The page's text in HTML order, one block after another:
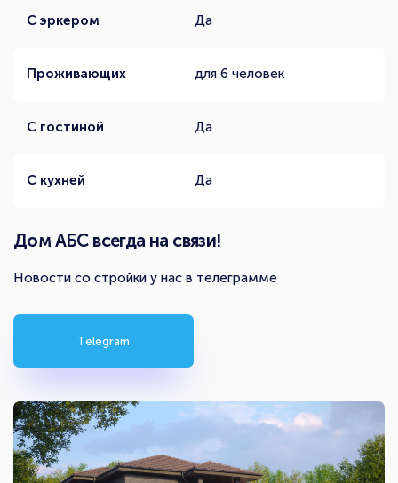
С эркером Да
Проживающих для 6 человек
С гостиной Да
С кухней Да
Дом АБС всегда на связи!
Новости со стройки у нас в телеграмме
Telegram